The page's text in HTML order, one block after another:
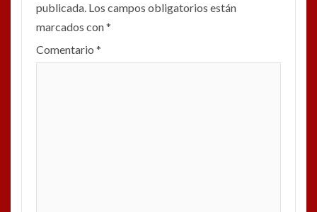
publicada. Los campos obligatorios están
marcados con*
Comentario *